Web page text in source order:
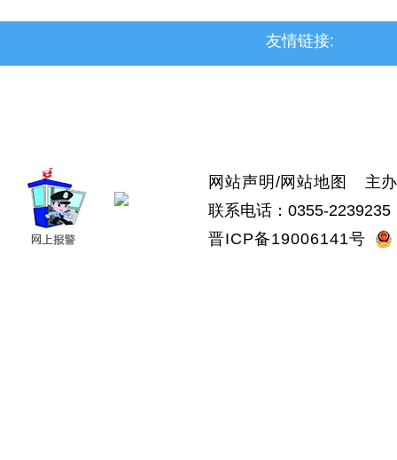
友情链接:
网站声明 /网站地图
主办
联系电话：0355-
晋ICP备19006141号